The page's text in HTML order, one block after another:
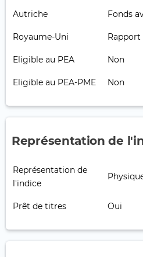
Autriche Fonds
Royaume-Uni Rapport
Eligible au PEA Non
Eligible au PEA-PME Non
Représentation de
Représentation de
l'indice
Prêt de titres Oui